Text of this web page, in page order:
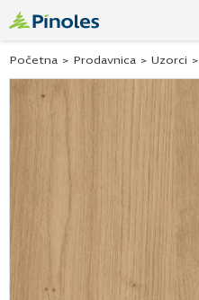
Početna > Prodavnica > Uzorci >